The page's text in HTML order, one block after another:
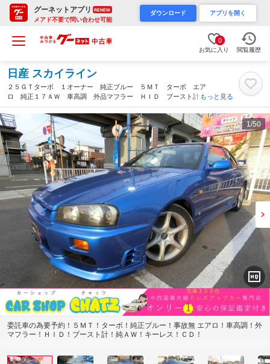
グーネットアプリ RENEW
メアド不要で問い合わせ可能
ダウンロード アプリを開く
0
お気に入り 閲覧履歴
日産 スカイライン
２５ＧＴターボ １オーナー 純正ブルー ５ＭＴ ターボ エア
ロ 純正１７ＡＷ 車高調 外品マフラー ＨＩＤ ブースト計
電圧計 油温計 キーレス ＣＤ再生 パワステ パワーウィンド
ウ エアコン ＡＢＳ（岡山県）
もっと見る
1/50
委託車の為要予約！５ＭＴ！ターボ！純正ブルー！事故無 エアロ！車高調！外
マフラー！ＨＩＤ！ブースト計！純ＡＷ！キーレス！ＣＤ！